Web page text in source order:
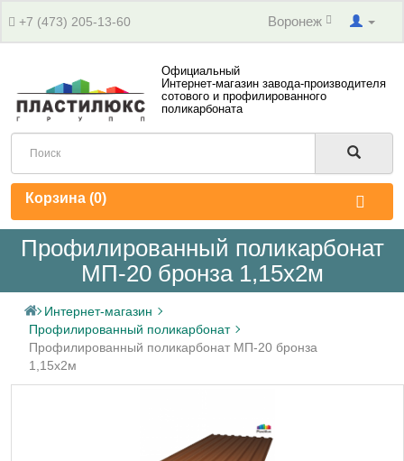
+7 (473) 205-13-60 Воронеж
Официальный
Интернет-магазин завода-производителя
сотового и профилированного
поликарбоната
Корзина (0)
Профилированный поликарбонат
МП-20 бронза 1,15х2м
Интернет-магазин
Профилированный поликарбонат
Профилированный поликарбонат МП-20 бронза
1,15х2м